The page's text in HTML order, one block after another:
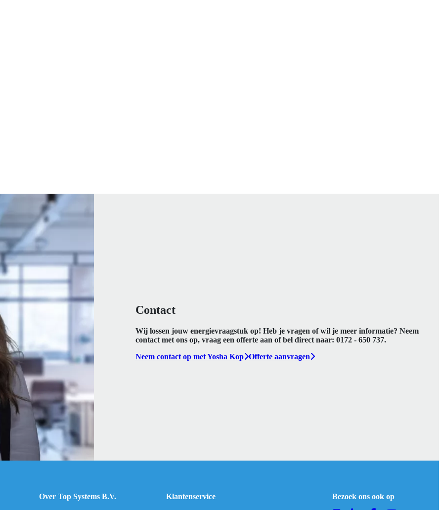
Contact
Wij lossen jouw energievraagstuk op! Heb je vragen of wil je meer informatie? Neem
contact met ons op, vraag een offerte aan of bel direct naar: 0172 - 650 737.
Neem contact op met Yosha Kop Offerte aanvragen
Over Top Systems B.V.
Klantenservice
Bezoek ons ook op